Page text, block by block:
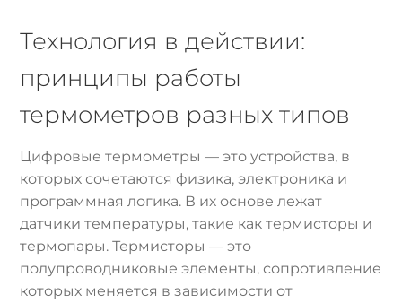
Технология в действии:
принципы работы
термометров разных типов
Цифровые термометры — это устройства, в
которых сочетаются физика, электроника и
программная логика. В их основе лежат
датчики температуры, такие как термисторы и
термопары. Термисторы — это
полупроводниковые элементы, сопротивление
которых меняется в зависимости от